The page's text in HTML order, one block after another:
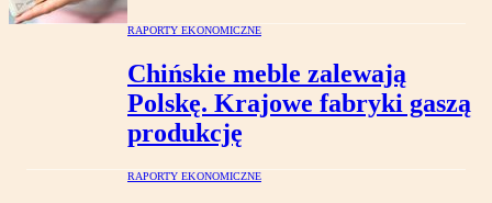
RAPORTY EKONOMICZNE
Chińskie meble zalewają
Polskę. Krajowe fabryki gaszą
produkcję
RAPORTY EKONOMICZNE